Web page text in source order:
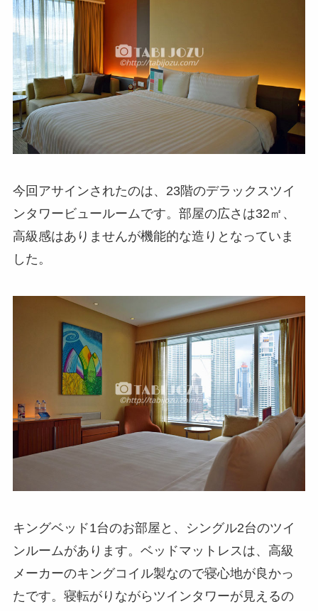
今回アサインされたのは、23階のデラックスツイ
ンタワービュールームです。部屋の広さは32㎡、
高級感はありませんが機能的な造りとなっていま
した。
キングベッド1台のお部屋と、シングル2台のツイ
ンルームがあります。ベッドマットレスは、高級
メーカーのキングコイル製なので寝心地が良かっ
たです。寝転がりながらツインタワーが見えるの